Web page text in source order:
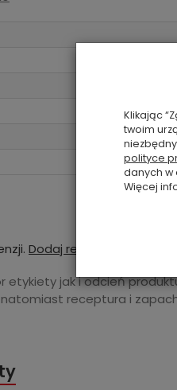
Dodaj recenzję
etykiety jak i odcień
receptura i
Klikając
twoim
polityce
danych w
Więcej